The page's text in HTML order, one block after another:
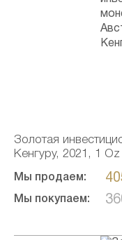
Золотая
Кенгуру, 2021, 1 Oz
Мы продаем:
Мы покупаем: